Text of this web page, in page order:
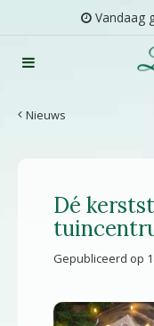
Nieuws
Vandaag
Dé
Gepubliceerd op